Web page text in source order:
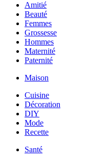
Amitié
Beauté
Femmes
Grossesse
Hommes
Maternité
Paternité
Maison
Cuisine
Décoration
DIY
Mode
Recette
Santé